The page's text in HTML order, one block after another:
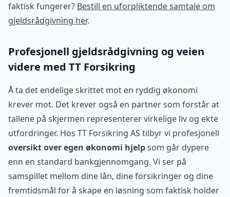
faktisk fungerer? Bestill en uforpliktende samtale om
gjeldsrådgivning her.
Profesjonell gjeldsrådgivning og veien
videre med TT Forsikring
Å ta det endelige skrittet mot en ryddig økonomi
krever mot. Det krever også en partner som forstår at
tallene på skjermen representerer virkelige liv og ekte
utfordringer. Hos TT Forsikring AS tilbyr vi profesjonell
oversikt over egen økonomi hjelpsom går dypere
enn en standard bankgjennomgang. Vi ser på
samspillet mellom dine lån, dine forsikringer og dine
fremtidsmål for å skape en løsning som faktisk holder